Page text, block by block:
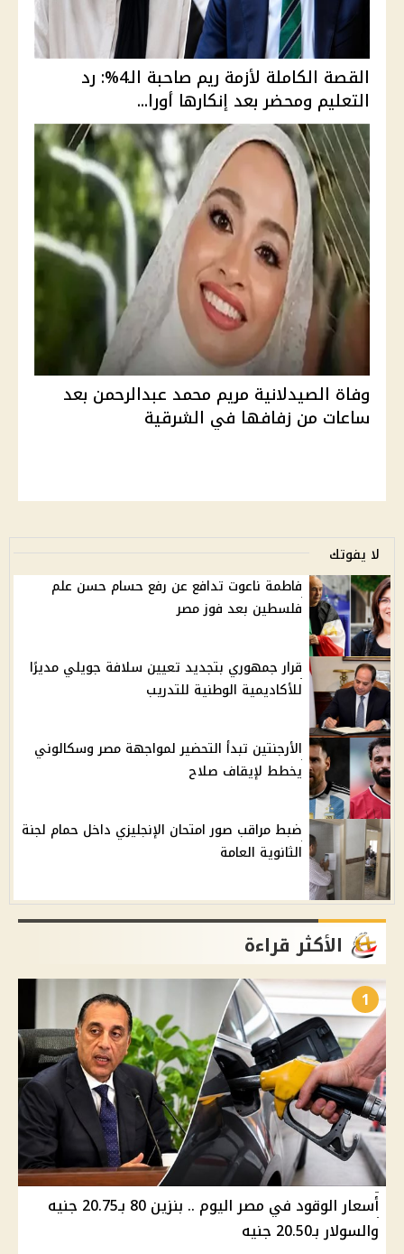
القصة الكاملة لأزمة ريم صاحبة الـ4%: رد
التعليم ومحضر بعد إنكارها أورا...
وفاة الصيدلانية مريم محمد عبدالرحمن بعد
ساعات من زفافها في الشرقية
لا يفوتك
فاطمة ناعوت تدافع عن رفع حسام حسن علم
فلسطين بعد فوز مصر
قرار جمهوري بتجديد تعيين سلافة جويلي مديرًا
للأكاديمية الوطنية للتدريب
الأرجنتين تبدأ التحضير لمواجهة مصر وسكالوني
يخطط لإيقاف صلاح
ضبط مراقب صور امتحان الإنجليزي داخل حمام لجنة
الثانوية العامة
الأكثر قراءة
1
أسعار الوقود في مصر اليوم .. بنزين 80 بـ20.75 جنيه
والسولار بـ20.50 جنيه